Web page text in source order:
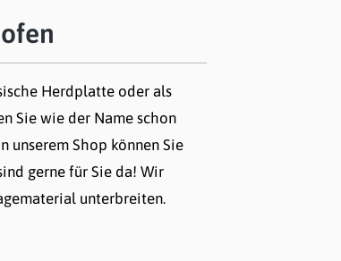
Herdplatte oder als
Sie wie der Name schon
unserem Shop können Sie
gerne für Sie da! Wir
unterbreiten.